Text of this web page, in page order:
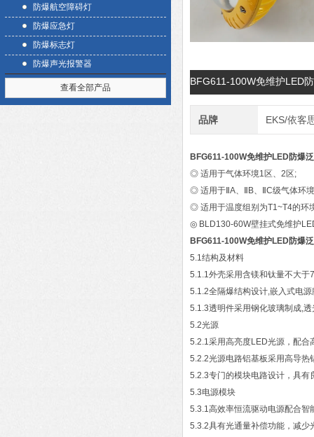
防爆航空障碍灯
防爆应急灯
防爆标志灯
防爆声光报警器
查看全部产品
BFG611-100W免维护LED
品牌 EKS/依客
BFG611-100W免维护LED防爆
◎ 适用于气体环境1区、2区;
◎ 适用于ⅡA、ⅡB、ⅡC级气体环
◎ 适用于温度组别为T1~T4的环
◎ BLD130-60W壁挂式免维护
BFG611-100W免维护LED防爆
5.1结构及材料
5.1.1外壳采用含镁和钛量不大于
5.1.2全隔爆结构设计,嵌入式电
5.1.3透明件采用钢化玻璃制成,
5.2光源
5.2.1采用高亮度LED光源，配合
5.2.2光源电路铝基板采用高导热
5.2.3专门的模块电路设计，具有
5.3电源模块
5.3.1高效率恒流驱动电源配合智
5.3.2具有光通量补偿功能，减少